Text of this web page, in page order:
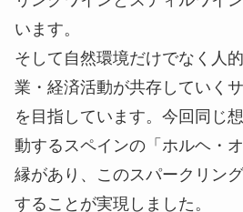
います。
そして自然環境だけでなく人
業・経済活動が共存していく
を目指しています。今回同じ
動するスペインの「ホルヘ・
縁があり、このスパークリン
することが実現しました。